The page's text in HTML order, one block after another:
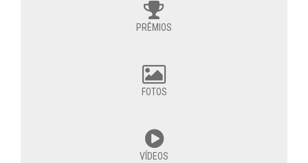
PRÊMIOS
FOTOS
VÍDEOS